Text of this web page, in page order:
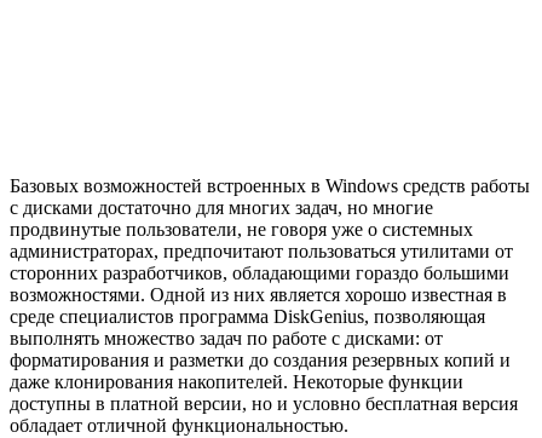
Базовых возможностей встроенных в Windows средств работы
с дисками достаточно для многих задач, но многие
продвинутые пользователи, не говоря уже о системных
администраторах, предпочитают пользоваться утилитами от
сторонних разработчиков, обладающими гораздо большими
возможностями. Одной из них является хорошо известная в
среде специалистов программа DiskGenius, позволяющая
выполнять множество задач по работе с дисками: от
форматирования и разметки до создания резервных копий и
даже клонирования накопителей. Некоторые функции
доступны в платной версии, но и условно бесплатная версия
обладает отличной функциональностью.